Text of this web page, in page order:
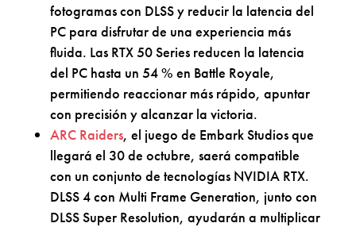
fotogramas con DLSS y reducir la latencia del
PC para disfrutar de una experiencia más
fluida. Las RTX 50 Series reducen la latencia
del PC hasta un 54 % en Battle Royale,
permitiendo reaccionar más rápido, apuntar
con precisión y alcanzar la victoria.
ARC Raiders, el juego de Embark Studios que
llegará el 30 de octubre, saerá compatible
con un conjunto de tecnologías NVIDIA RTX.
DLSS 4 con Multi Frame Generation, junto con
DLSS Super Resolution, ayudarán a multiplicar